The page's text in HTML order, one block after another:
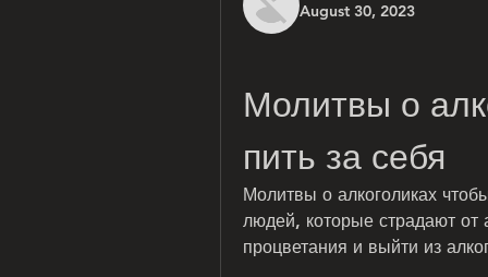
August 30, 2023
Молитвы о
пить за себя
Молитвы о алкоголиках
людей, которые страдают от
процветания и выйти из